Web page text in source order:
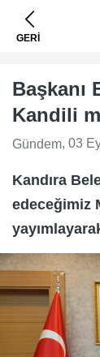
GERİ
Başkanı
Kandili
Gündem, 03
Kandıra
edeceğimiz